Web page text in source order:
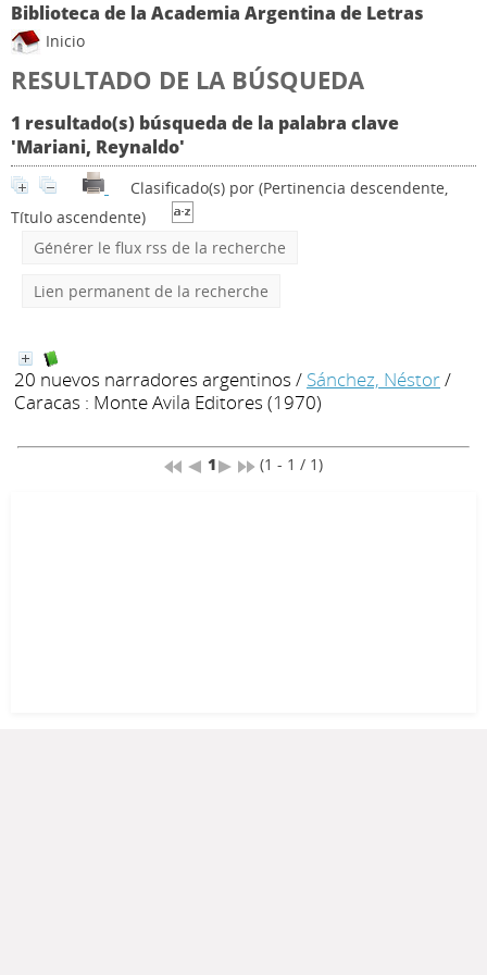
Biblioteca de la Academia Argentina de Letras
Inicio
RESULTADO DE LA BÚSQUEDA
1 resultado(s) búsqueda de la palabra clave
'Mariani, Reynaldo'
Clasificado(s) por (Pertinencia descendente,
Título ascendente)
Générer le flux rss de la recherche
Lien permanent de la recherche
20 nuevos narradores argentinos / Sánchez, Néstor/
Caracas : Monte Avila Editores (1970)
1 (1 - 1 / 1)